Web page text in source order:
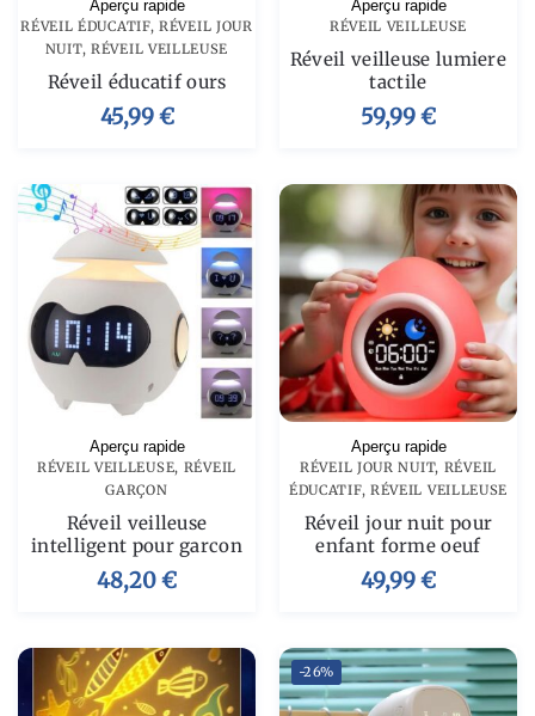
Aperçu rapide
RÉVEIL ÉDUCATIF,RÉVEIL JOUR
NUIT, RÉVEIL VEILLEUSE
Réveil éducatif ours
45,99€
Aperçu rapide
RÉVEIL VEILLEUSE
Réveil veilleuse lumiere
tactile
59,99€
Aperçu rapide
RÉVEIL VEILLEUSE, RÉVEIL
GARÇON
Réveil veilleuse
intelligent pour garcon
48,20€
Aperçu rapide
RÉVEIL JOUR NUIT, RÉVEIL
ÉDUCATIF, RÉVEIL VEILLEUSE
Réveil jour nuit pour
enfant forme oeuf
49,99€
-26%